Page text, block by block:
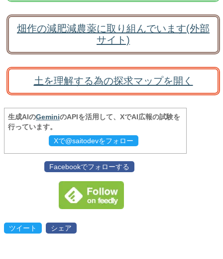
畑作の減肥減農薬に取り組んでいます(外部
サイト)
土を理解する為の探求マップを開く
生成AIのGeminiのAPIを活用して、XでAI広報の試験を
行っています。
Xで@saitodevをフォロー
Facebookでフォローする
ツイート シェア